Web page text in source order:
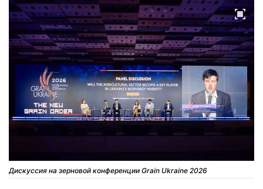
Дискуссия на зерновой конференции Grain Ukraine 2026